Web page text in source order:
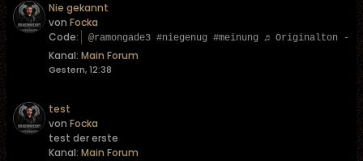
Nie gekannt
von Focka
Code:
@ramongade3 #niegenug #meinung ♬ Originalton -
Kanal: Main Forum
Gestern, 12:38
test
von Focka
test der erste
Kanal: Main Forum